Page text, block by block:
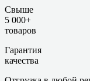
Свыше
5 000+
товаров
Гарантия
качества